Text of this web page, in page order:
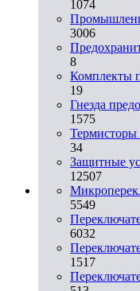
1074
3006
8
Комплекты
19
Гнезда
1575
Термисторы
34
Защитные
12507
5549
6032
1517